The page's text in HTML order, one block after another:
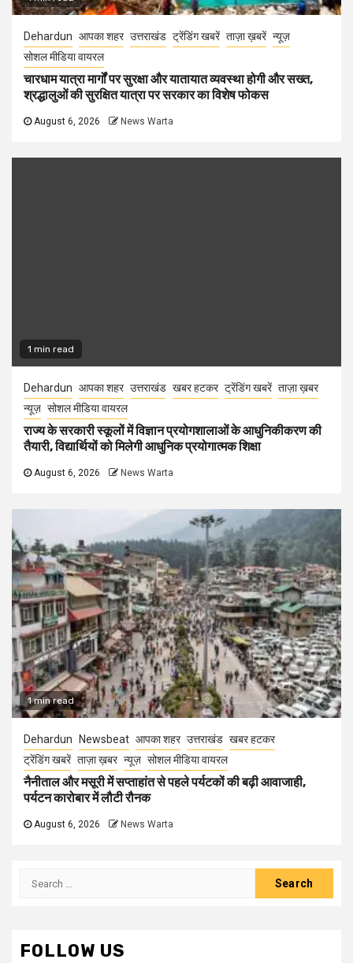
Dehardun आपका शहर उत्तराखंड ट्रेंडिंग खबरें ताज़ा ख़बरें न्यूज़
सोशल मीडिया वायरल
चारधाम यात्रा मार्गों पर सुरक्षा और यातायात व्यवस्था होगी और सख्त,
श्रद्धालुओं की सुरक्षित यात्रा पर सरकार का विशेष फोकस
August 6, 2026 News Warta
1 min read
Dehardun आपका शहर उत्तराखंड खबर हटकर ट्रेंडिंग खबरें ताज़ा ख़बर
न्यूज़ सोशल मीडिया वायरल
राज्य के सरकारी स्कूलों में विज्ञान प्रयोगशालाओं के आधुनिकीकरण की
तैयारी, विद्यार्थियों को मिलेगी आधुनिक प्रयोगात्मक शिक्षा
August 6, 2026 News Warta
1 min read
Dehardun Newsbeat आपका शहर उत्तराखंड खबर हटकर
ट्रेंडिंग खबरें ताज़ा ख़बर न्यूज़ सोशल मीडिया वायरल
नैनीताल और मसूरी में सप्ताहांत से पहले पर्यटकों की बढ़ी आवाजाही,
पर्यटन कारोबार में लौटी रौनक
August 6, 2026 News Warta
Search
FOLLOW US